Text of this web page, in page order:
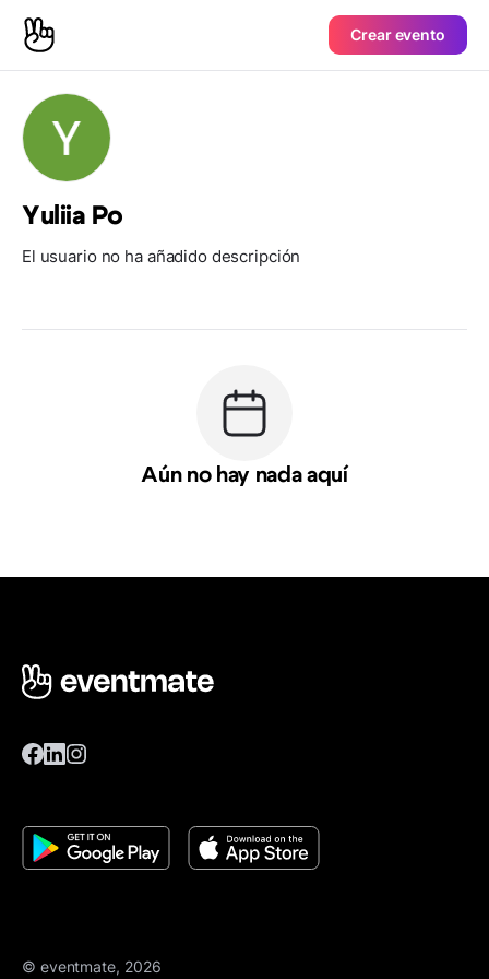
Crear evento
Yuliia Po
El usuario no ha añadido descripción
Aún no hay nada aquí
© eventmate, 2026